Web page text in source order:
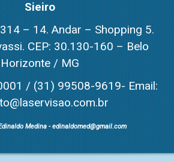
Sieiro
– 14. Andar – Shopping 5.
CEP: 30.130-160 – Belo
Horizonte / MG
/ (31) 99508-9619- Email:
Medina - edinaldomed@gmail.com